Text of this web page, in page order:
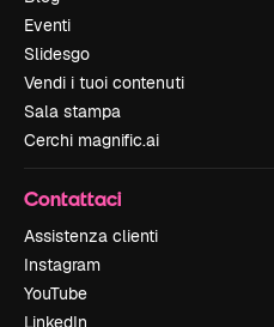
Eventi
Slidesgo
Vendi i tuoi contenuti
Sala stampa
Cerchi magnific.ai
Contattaci
Assistenza clienti
Instagram
YouTube
LinkedIn